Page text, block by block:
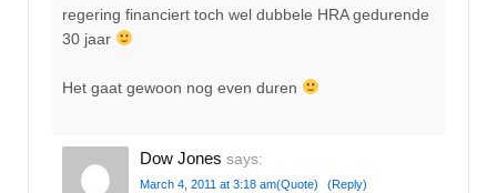
regering financiert toch wel dubbele HRA gedurende
30 jaar
Het gaat gewoon nog even duren
Dow Jones says:
March 4, 2011 at 3:18 am(Quote) (Reply)